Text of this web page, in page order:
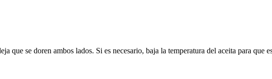
que se doren ambos lados. Si es necesario, baja la temperatura del aceita para que